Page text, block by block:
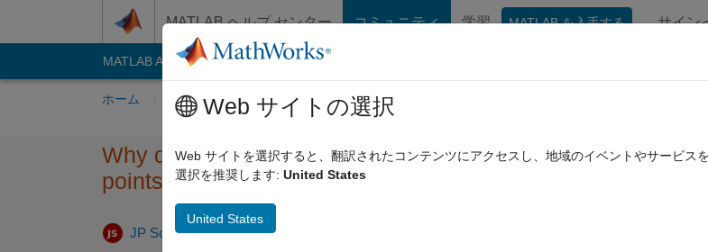
MATLAB ヘルプ センター コミュニティ 学習 MATLAB を入手する サイン
MATLAB Answers File Exchange
ホーム 質問する 回答 閲覧 MATLAB に関する FAQ
Why delete(fin​dobj(gca,'​type', 'patch')) is not working for
points ?
JP Schnyder 2020 1 月 13
Web サイトの選択
Web サイトを選択すると、翻訳されたコンテンツにアクセスし、地域のイベントやサービス
選択を推奨します: United States
United States